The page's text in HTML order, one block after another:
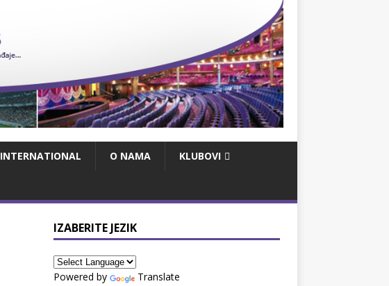
INTERNATIONAL O NAMA KLUBOVI
IZABERITE JEZIK
Powered by Translate